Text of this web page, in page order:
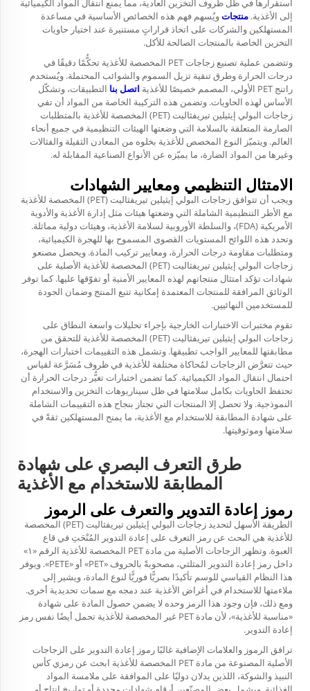
استقرارها في ظل ظروف التخزين العادية، مما يمنع انتقال المواد الكيميائية
إلى الأغذية. منتجاتويُسهم فهم هذه الخصائص الأساسية في مساعدة
المستهلكين والشركات على اتخاذ قراراتٍ مستنيرة عند اختيار حاويات
التخزين الخاصة بالمنتجات الصالحة للأكل.
وتتضمن عملية تصنيع زجاجات PET المخصصة للأغذية تحكُّمًا دقيقًا في
درجات الحرارة وطرق تنقية تزيل السموم والشوائب المحتملة. ويُستخدم
راتنج PET الأولي، المصمم خصيصًا للأغذية
اتصل بنا التطبيقات، وتشكّل
الأساس لهذه الحاويات. وتضمن هذه التركيبة الخاصة من المواد أن تفي
زجاجات البولي إيثيلين تيريفثاليت (PET) المخصصة للأغذية بالمتطلبات
الصارمة المتعلقة بالسلامة التي وضعتها الهيئات التنظيمية في جميع أنحاء
العالم. ويتميّز النوع المخصص للأغذية بخلوه من المعادن الثقيلة والفثالات
وغيرها من المواد الضارة، ما يميّزه عن الأنواع الصناعية المقابلة له.
الامتثال التنظيمي ومعايير الشهادات
ويجب أن تتوافق زجاجات البولي إيثيلين تيريفثاليت (PET) المخصصة للأغذية
مع الأطر التنظيمية الشاملة التي وضعتها هيئات مثل إدارة الأغذية والأدوية
الأمريكية (FDA)، والسلطة الأوروبية لسلامة الأغذية، وهيئات دولية مماثلة.
وتحدد هذه اللوائح المستويات القصوى المسموح بها للهجرة الكيميائية،
ومتطلبات مقاومة درجات الحرارة، ومعايير تركيب المادة. ويحصل مصنعو
زجاجات البولي إيثيلين تيريفثاليت (PET) المخصصة للأغذية الأصلية على
شهادات تؤكد امتثال منتجاتهم لهذه المعايير الأمنية أو تفوّقها عليها. كما توفر
الوثائق المرافقة للمنتجات المعتمدة إمكانية تتبع المنتج وضمان الجودة
للمستخدمين النهائيين.
تقوم مختبرات الاختبارات الخارجية بإجراء تحليلات واسعة النطاق على
زجاجات البولي إيثيلين تيريفثاليت (PET) المخصصة للأغذية للتحقق من
مطابقتها للمعايير الواجب تطبيقها. وتشمل هذه التقييمات اختبارات الهجرة،
حيث تتعرَّض الزجاجات لمُحاكاة مختلفة للأغذية في ظروف مُسَرَّعة لقياس
احتمال انتقال المواد الكيميائية. كما تضمن اختبارات تغيُّر درجات الحرارة أن
تحتفظ الحاويات بكامل سلامتها في ظل سيناريوهات التخزين والاستخدام
النموذجية. ولا تحصل إلا المنتجات التي تجتاز بنجاح هذه التقييمات الشاملة
على شهادة المطابقة للاستخدام مع الأغذية، ما يمنح المستهلكين ثقةً في
سلامتها وموثوقيتها.
طرق التعرف البصري على شهادة
المطابقة للاستخدام مع الأغذية
رموز إعادة التدوير والتعرف على الرموز
الطريقة الأسهل لتحديد زجاجات البولي إيثيلين تيريفثاليت (PET) المخصصة
للأغذية هي البحث عن رمز التعرف على إعادة التدوير المُنْحَتِ في قاع
العبوة. وتظهر الزجاجات الأصلية من مادة PET المخصصة للأغذية الرقم «١»
داخل رمز إعادة التدوير المثلثي، مصحوبةً بالحروف «PET» أو «PETE». ويوفر
هذا النظام القياسي للوسم تأكيدًا بصريًّا فوريًّا لنوع المادة، ويشير إلى
ملاءمتها للاستخدام في أغراض الأغذية عند دمجه مع سمات تحديدية أخرى.
ومع ذلك، فإن وجود هذا الرمز وحده لا يضمن حصول المادة على شهادة
«مناسبة للأغذية»، لأن مادة PET غير المخصصة للأغذية تحمل أيضًا نفس رمز
إعادة التدوير.
ترافق الرموز والعلامات الإضافية غالبًا رموز إعادة التدوير على الزجاجات
الأصلية المصنوعة من مادة PET المخصصة للأغذية
ابحث عن رمزي كأس
النبيذ والشوكة، اللذين يدلان دوليًا على الموافقة على ملامسة المواد